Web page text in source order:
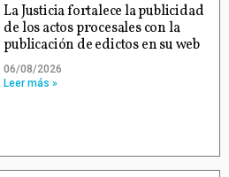
La Justicia fortalece la publicidad
de los actos procesales con la
publicación de edictos en su web
06/08/2026
Leer más »